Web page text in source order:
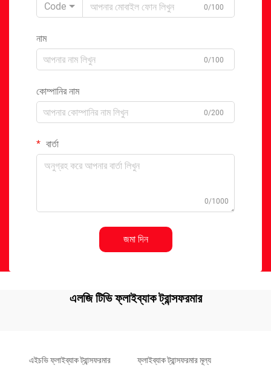
Code
0/100
নাম
0/100
কোম্পানির নাম
0/200
বার্তা
0/1000
জমা দিন
এলজি টিভি ফ্লাইব্যাক ট্রান্সফরমার
এইচভি ফ্লাইব্যাক ট্রান্সফরমার ফ্লাইব্যাক ট্রান্সফরমার মূল্য